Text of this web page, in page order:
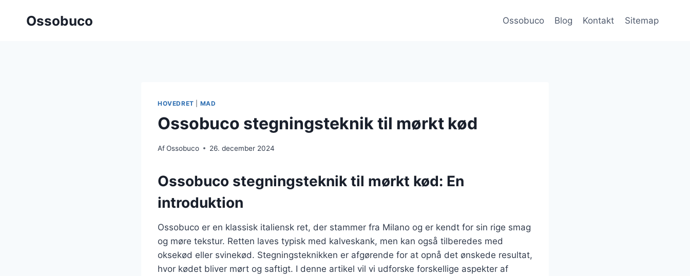
Ossobuco Ossobuco Blog Kontakt Sitemap
HOVEDRET MAD
Ossobuco stegningsteknik til mørkt kød
AfOssobuco 26. december 2024
Ossobuco stegningsteknik til mørkt kød: En
introduktion
Ossobuco er en klassisk italiensk ret, der stammer fra Milano og er kendt for sin rige smag
og møre tekstur. Retten laves typisk med kalveskank, men kan også tilberedes med
oksekød eller svinekød. Stegningsteknikken er afgørende for at opnå det ønskede resultat,
hvor kødet bliver mørt og saftigt. I denne artikel vil vi udforske forskellige aspekter af